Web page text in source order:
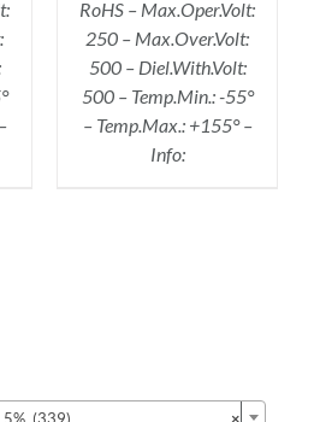
RoHS – Max.Oper.Volt:
250 – Max.Over.Volt:
500 – Diel.With.Volt:
500 – Temp.Min.: -55°
– Temp.Max.: +155° –
Info: